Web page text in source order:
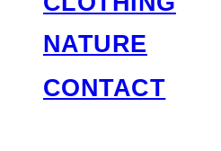
NATURE
CONTACT